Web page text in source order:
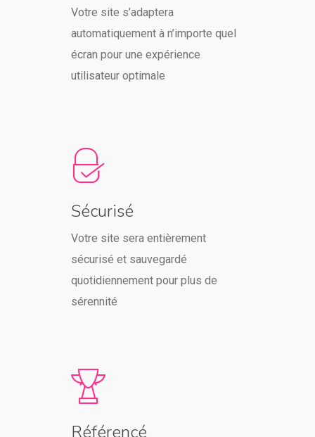
Votre site s’adaptera
automatiquement à n’importe quel
écran pour une expérience
utilisateur optimale
Sécurisé
Votre site sera entièrement
sécurisé et sauvegardé
quotidiennement pour plus de
sérennité
Référencé